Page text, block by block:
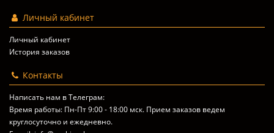
Личный кабинет
Личный кабинет
История заказов
Контакты
Написать нам в Телеграм:
Время работы: Пн-Пт 9:00 - 18:00 мск. Прием заказов ведем
круглосуточно и ежедневно.